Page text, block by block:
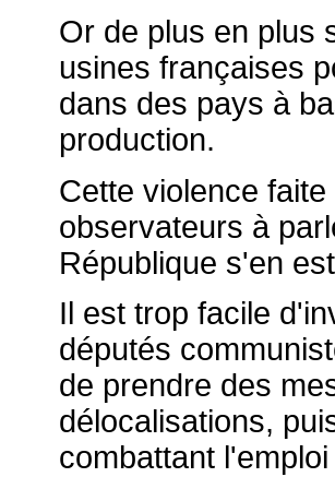
Or de plus en plus
usines françaises
dans des pays à
production.
Cette violence
observateurs à
République s'en
Il est trop facile
députés
de prendre des
délocalisations,
combattant